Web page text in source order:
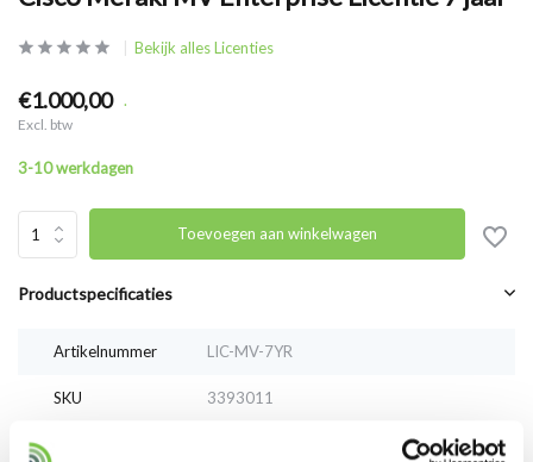
Bekijk alles Licenties
€1.000,00 .
Excl. btw
3-10 werkdagen
Toevoegen aan winkelwagen
Productspecificaties
Artikelnummer LIC-MV-7YR
SKU 3393011